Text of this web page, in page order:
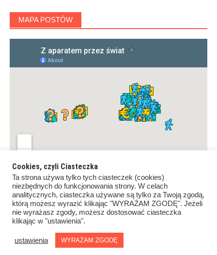
MAPA POSTÓW
Proudly powered byWordPress.|Theme: Awaken by
Cookies, czyli Ciasteczka
Ta strona używa tylko tych ciasteczek (cookies)
niezbędnych do funkcjonowania strony. W celach
analitycznych, ciasteczka używane są tylko za Twoją zgodą,
którą możesz wyrazić klikając "WYRAŻAM ZGODĘ". Jeżeli
nie wyrażasz zgody, możesz dostosować ciasteczka
klikając w "ustawienia".
ustawienia WYRAŻAM ZGODĘ